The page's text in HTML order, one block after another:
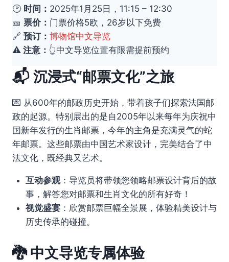
🕑 时间： 2025年1月25日，11:15 – 12:30
🎫 票价： 门票价格5欧，26岁以下免费
🔗 预订： 博物馆中文导览
⚠️ 注意： 👆中文导览位置有限需提前预约
📬 沉浸式“邮票文化”之旅
💌 从600年的邮政历史开始，带着孩子们探索法国邮
政的起源。特别展出的是自2005年以来每年为庆祝中
国新年发行的生肖邮票，今年的主角是充满灵气的蛇
年邮票。这些邮票由中国艺术家设计，完美结合了中
法文化，既经典又艺术。
互动参观：导览员将带领您领略邮票设计背后的故
事，解答您对邮票和生肖文化的所有好奇！
视觉盛宴：欣赏邮票巨幅全景展，体验精美设计与
历史传承的碰撞。
🐉中文导览专属体验